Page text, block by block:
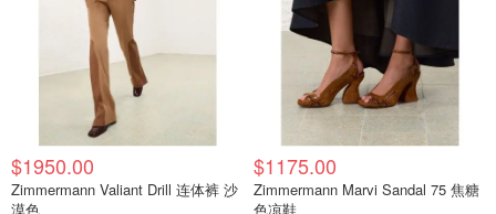
$1950.00
Zimmermann Valiant Drill 连体裤 沙
漠色
$1175.00
Zimmermann Marvi Sandal 75 焦糖
色凉鞋